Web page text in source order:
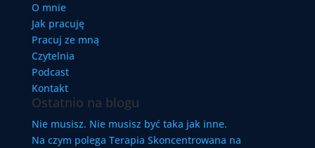
O mnie
Jak pracuję
Pracuj ze mną
Czytelnia
Podcast
Kontakt
Ostatnio na blogu
Nie musisz. Nie musisz być taka jak inne.
Na czym polega Terapia Skoncentrowana na